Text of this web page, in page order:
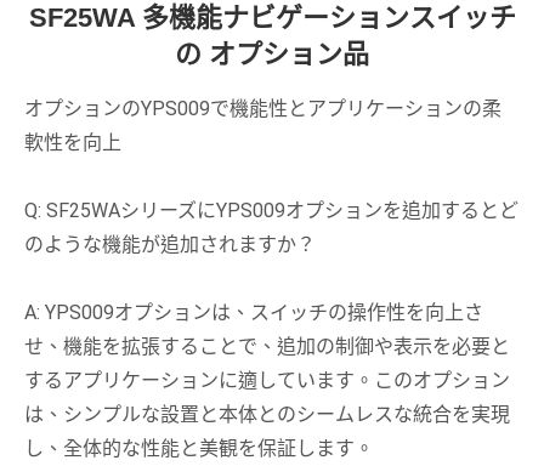
SF25WA 多機能ナビゲーションスイッチ
の オプション品
オプションのYPS009で機能性とアプリケーションの柔
軟性を向上
Q: SF25WAシリーズにYPS009オプションを追加するとど
のような機能が追加されますか？
A: YPS009オプションは、スイッチの操作性を向上さ
せ、機能を拡張することで、追加の制御や表示を必要と
するアプリケーションに適しています。このオプション
は、シンプルな設置と本体とのシームレスな統合を実現
し、全体的な性能と美観を保証します。